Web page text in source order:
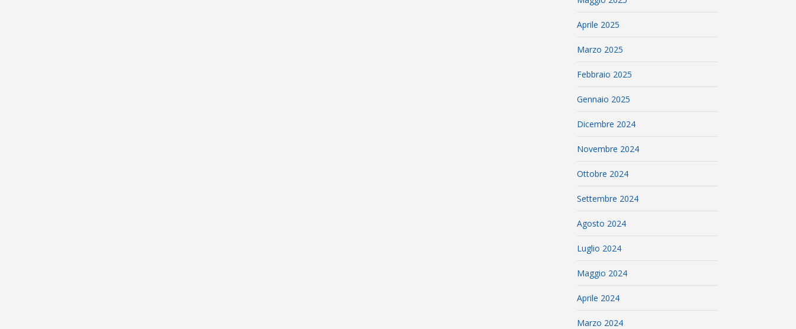
Aprile 2025
Marzo 2025
Febbraio 2025
Gennaio 2025
Dicembre 2024
Novembre 2024
Ottobre 2024
Settembre 2024
Agosto 2024
Luglio 2024
Maggio 2024
Aprile 2024
Marzo 2024